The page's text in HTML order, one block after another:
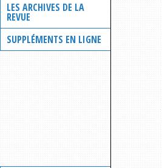
LES ARCHIVES DE LA
REVUE
SUPPLÉMENTS EN LIGNE